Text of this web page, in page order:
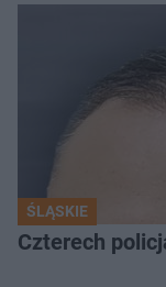
ŚLĄSKIE
Czterech